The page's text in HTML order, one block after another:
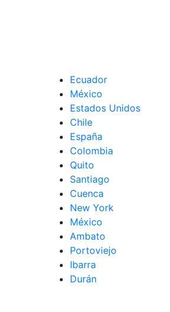
Ecuador
México
Estados Unidos
Chile
España
Colombia
Quito
Santiago
Cuenca
New York
México
Ambato
Portoviejo
Ibarra
Durán